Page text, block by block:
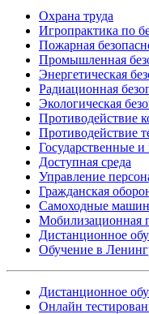
Охрана труда
Игропрактика по
Пожарная
Промышленная
Энергетическая
Радиационная
Экологическая
Противодействие
Противодействие
Государственные
Доступная среда
Управление
Гражданская
Самоходные
Мобилизационная
Дистанционное
Обучение в
Дистанционное
Онлайн